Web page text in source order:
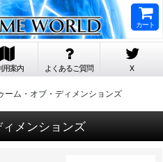
カート
用案内 よくあるご質問 X
ーム・オブ・ディメンションズ
メンションズ